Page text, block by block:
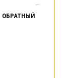
ОБРАТНЫЙ